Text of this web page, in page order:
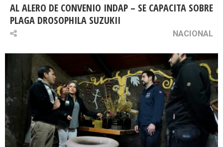
AL ALERO DE CONVENIO INDAP – SE CAPACITA SOBRE
PLAGA DROSOPHILA SUZUKII
NACIONAL